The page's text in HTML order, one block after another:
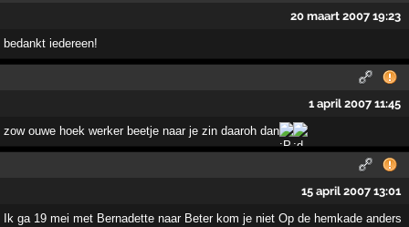
20 maart 2007 19:23
bedankt iedereen!
1 april 2007 11:45
zow ouwe hoek werker beetje naar je zin daaroh dan
15 april 2007 13:01
Ik ga 19 mei met Bernadette naar Beter kom je niet Op de hemkade anders